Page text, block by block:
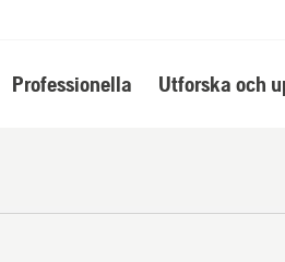
Professionella Utforska och